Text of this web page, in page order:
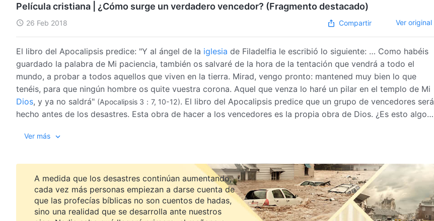
Película cristiana | ¿Cómo surge un verdadero vencedor? (Fragmento destacado)
26 Feb 2018 Compartir Ver original
El libro del Apocalipsis predice: "Y al ángel de la iglesia de Filadelfia le escribió lo siguiente: … Como habéis
guardado la palabra de Mi paciencia, también os salvaré de la hora de la tentación que vendrá a todo el
mundo, a probar a todos aquellos que viven en la tierra. Mirad, vengo pronto: mantened muy bien lo que
tenéis, para que ningún hombre os quite vuestra corona. Aquel que venza lo haré un pilar en el templo de Mi
Dios, y ya no saldrá" (Apocalipsis 3：7, 10-12). El libro del Apocalipsis predice que un grupo de vencedores será
hecho antes de los desastres. Esta obra de hacer a los vencedores es la propia obra de Dios. ¿Es esto algo
días?
Ver más
A medida que los desastres continúan aumentando,
cada vez más personas empiezan a darse cuenta de
que las profecías bíblicas no son cuentos de hadas,
sino una realidad que se desarrolla ante nuestros